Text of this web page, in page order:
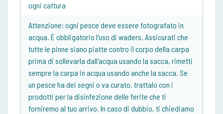
ogni cattura
Attenzione: ogni pesce deve essere fotografato in
acqua. È obbligatorio l'uso di waders. Assicurati che
tutte le pinne siano piatte contro il corpo della carpa
prima di sollevarla dall'acqua usando la sacca, rimetti
sempre la carpa in acqua usando anche la sacca. Se
un pesce ha dei segni o va curato, trattalo con i
prodotti per la disinfezione delle ferite che ti
forniremo al tuo arrivo. In caso di dubbio, ti chiediamo